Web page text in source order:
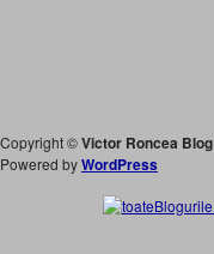
Copyright ©Victor Roncea Blog
Powered byWordPress